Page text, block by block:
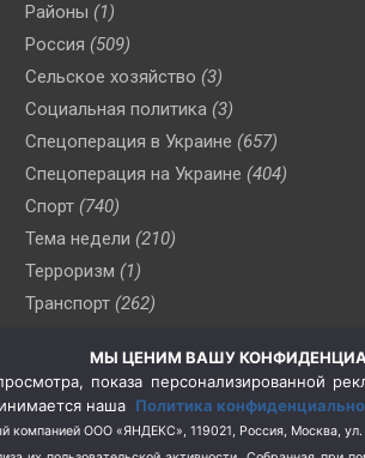
Районы (1)
Россия (509)
Сельское хозяйство (3)
Социальная политика (3)
Спецоперация в Украине (657)
Спецоперация на Украине (404)
Спорт (740)
Тема недели (210)
Терроризм (1)
Транспорт (262)
(76)
Цены (2)
Школа и спорт (2)
МЫ ЦЕНИМ ВАШУ
показа персонализированной
наша Политика
компанией ООО «ЯНДЕКС», 119021, Россия, Москва,